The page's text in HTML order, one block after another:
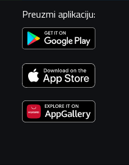
Preuzmi aplikaciju: